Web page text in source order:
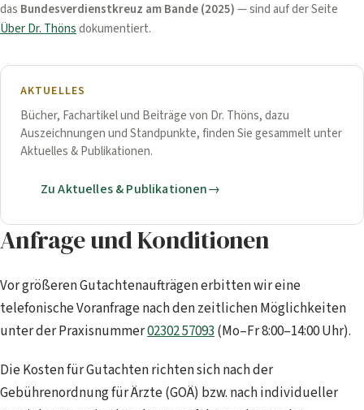
das Bundesverdienstkreuz am Bande (2025)— sind auf der Seite
Über Dr. Thönsdokumentiert.
AKTUELLES
Bücher, Fachartikel und Beiträge von Dr. Thöns, dazu
Auszeichnungen und Standpunkte, finden Sie gesammelt unter
Aktuelles & Publikationen.
Zu Aktuelles & Publikationen
Anfrage und Konditionen
Vor größeren Gutachtenaufträgen erbitten wir eine
telefonische Voranfrage nach den zeitlichen Möglichkeiten
unter der Praxisnummer02302 57093 (Mo–Fr 8:00–14:00 Uhr).
Die Kosten für Gutachten richten sich nach der
Gebührenordnung für Ärzte (GOÄ) bzw. nach individueller